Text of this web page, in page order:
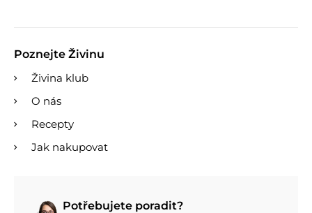
Poznejte Živinu
Živina klub
O nás
Recepty
Jak nakupovat
Potřebujete poradit?